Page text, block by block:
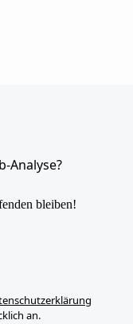
Analyse?
bleiben!
an.